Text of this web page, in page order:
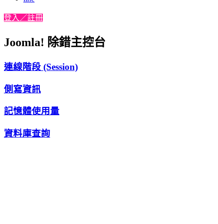
登入／註冊
Joomla! 除錯主控台
連線階段 (Session)
側寫資訊
記憶體使用量
資料庫查詢